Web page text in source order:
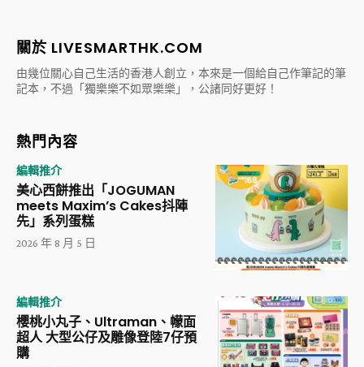
關於 LIVESMARTHK.COM
由幾位關心自己生活的香港人創立，本來是一個給自己作筆記的筆
記本，不過「獨樂樂不如眾樂樂」，公諸同好更好！
熱門內容
編輯推介
美心西餅推出「JOGUMAN
meets Maxim’s Cakes抖陣
先」系列蛋糕
2026 年 8 月 5 日
編輯推介
櫻桃小丸子、Ultraman、幪面
超人 大型公仔及雕像登陸7仔預
購